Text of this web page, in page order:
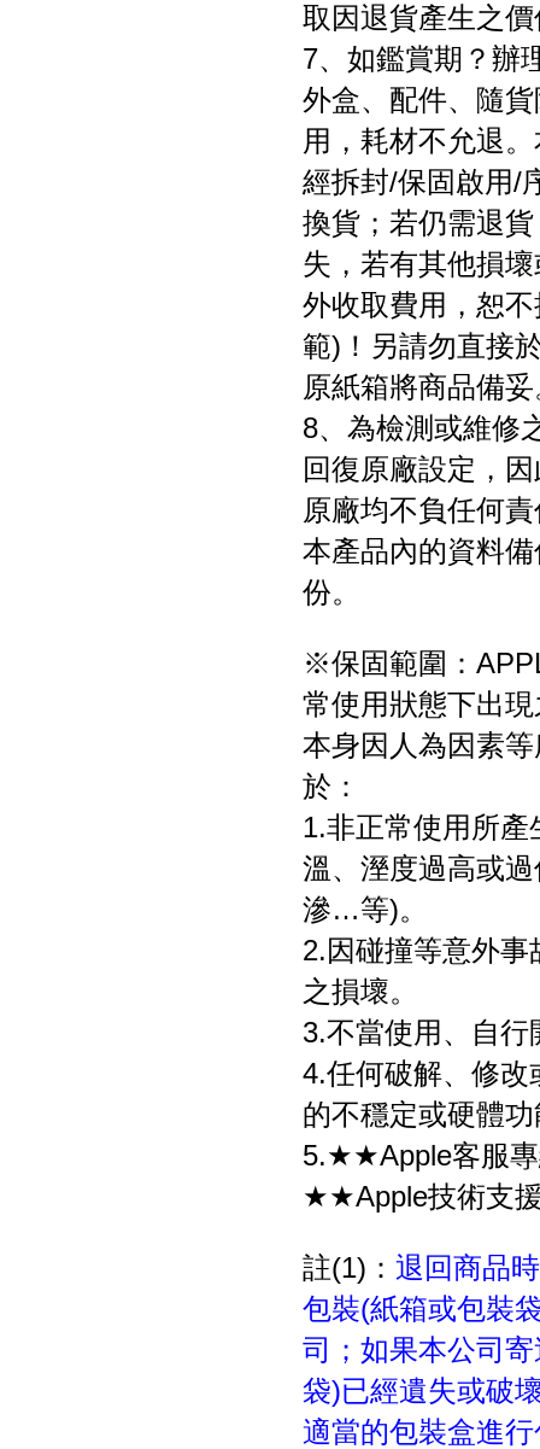
取因退貨產生之
7、如鑑賞期？辦
外盒、配件、隨
用，耗材不允退
經拆封/保固啟用/
換貨；若仍需退
失，若有其他損
外收取費用，恕
範)！另請勿直接
原紙箱將商品備
8、為檢測或維修
回復原廠設定，
原廠均不負任何
本產品內的資料
份。
※保固範圍：
常使用狀態下出
本身因人為因素
於：
1.非正常使用所
溫、溼度過高或
滲…等)。
2.因碰撞等意外
之損壞。
3.不當使用、自
4.任何破解、修
的不穩定或硬體
5.★★Apple客服
★★Apple技術支
註(1)： 退回商品
包裝(紙箱或包裝
司；如果本公司
袋)已經遺失或破
適當的包裝盒進